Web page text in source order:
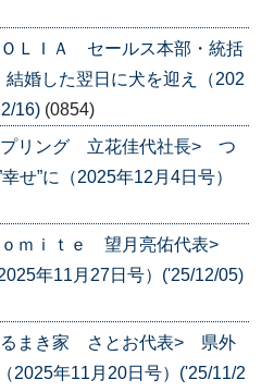
ＯＬＩＡ セールス本部・統括
婚した翌日に犬を迎え（202
16) (0854)
プリング 立花佳代社長> つ
せ”に（2025年12月4日号）
ｏｍｉｔｅ 望月亮佑代表>
年11月27日号）('25/12/05)
るまき家 さとお代表> 県外
2025年11月20日号）('25/11/2